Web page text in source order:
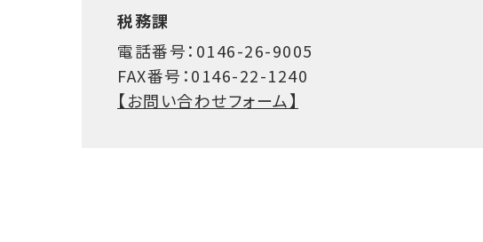
税務課
電話番号：0146-26-9005
FAX番号：0146-22-1240
【お問い合わせフォーム】